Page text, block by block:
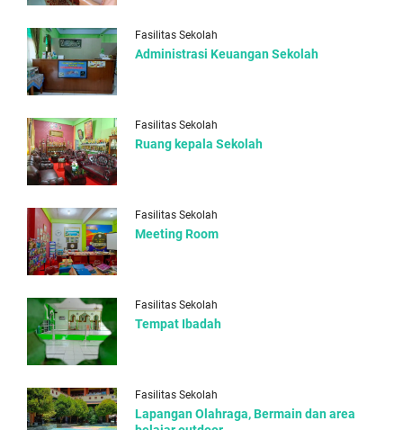
Fasilitas Sekolah
Administrasi Keuangan Sekolah
Fasilitas Sekolah
Ruang kepala Sekolah
Fasilitas Sekolah
Meeting Room
Fasilitas Sekolah
Tempat Ibadah
Fasilitas Sekolah
Lapangan Olahraga, Bermain dan area